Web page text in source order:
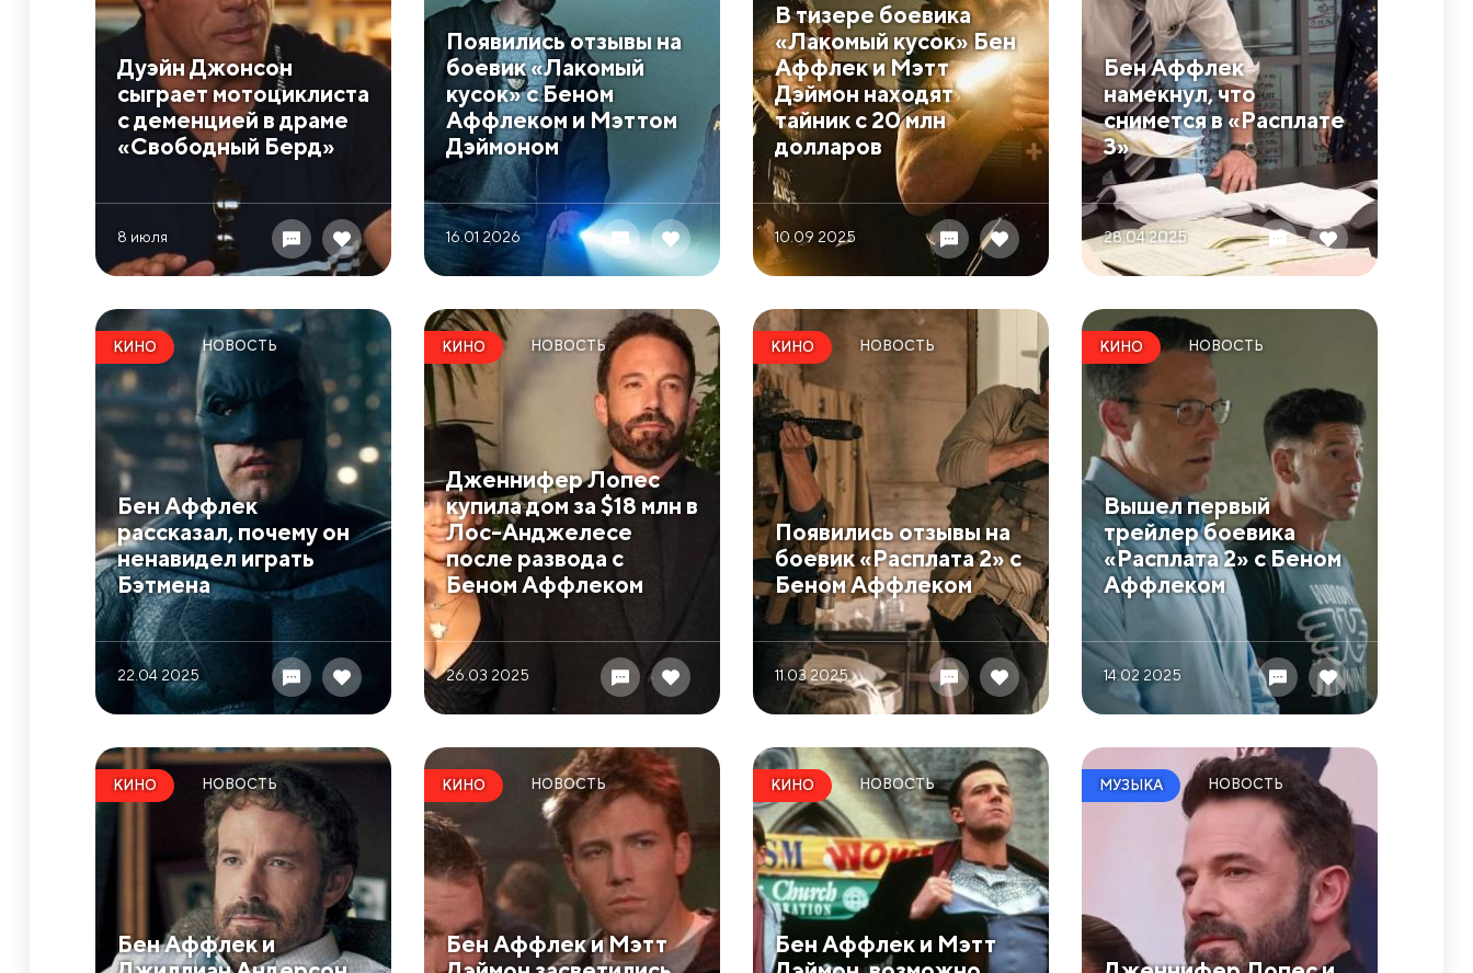
Дуэйн Джонсон
сыграет мотоциклиста
с деменцией в драме
«Свободный Берд»
8 июля
Появились отзывы на
боевик «Лакомый
кусок» с Беном
Аффлеком и Мэттом
Дэймоном
16.01 2026
В тизере боевика
«Лакомый кусок» Бен
Аффлек и Мэтт
Дэймон находят
тайник с 20 млн
долларов
10.09 2025
Бен Аффлек
намекнул, что
снимется в «Расплате
3»
28.04 2025
КИНО НОВОСТЬ
Бен Аффлек
рассказал, почему он
ненавидел играть
Бэтмена
22.04 2025
КИНО НОВОСТЬ
Дженнифер Лопес
купила дом за $18 млн в
Лос-Анджелесе
после развода с
Беном Аффлеком
26.03 2025
КИНО НОВОСТЬ
Появились отзывы на
боевик «Расплата 2» с
Беном Аффлеком
11.03 2025
КИНО НОВОСТЬ
Вышел первый
трейлер боевика
«Расплата 2» с Беном
Аффлеком
14.02 2025
КИНО НОВОСТЬ
Бен Аффлек и
КИНО НОВОСТЬ
Бен Аффлек и Мэтт
КИНО НОВОСТЬ
Бен Аффлек и Мэтт
МУЗЫКА НОВОСТЬ